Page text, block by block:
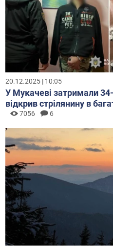
20.12.2025 | 10:05
У Мукачеві затримали
відкрив стрілянину в
7056 6